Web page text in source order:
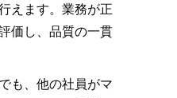
えます。業務が正
価し、品質の一貫
も、他の社員がマ